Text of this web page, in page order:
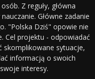
Z reguły, główna
Główne zadanie
"Polska Dziś" opowie nie
Cel projektu - odpowiadać
skomplikowane sytuacje,
informacją o swoich
interesy.